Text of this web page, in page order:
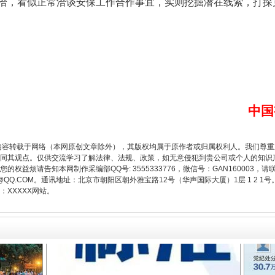
，看似正常洽谈安保工作合作事宜，实则挖掘潜在线索，打
中
转载于网络（本网原创文章除外），其版权均属于原作者或归属权利人。我们尊
其观点。仅供交流学习了解法律、法规、政策，如无意侵犯到贵公司或个人的知
的权益烦请告知本网制作采编部QQ号: 3555333776，微信号：GAN160003，请
。通讯地址：北京市朝阳区朝外雅宝路12号（华声国际大厦）1层 1 2 1
XXXXX网站。
一批国家标准开始实施